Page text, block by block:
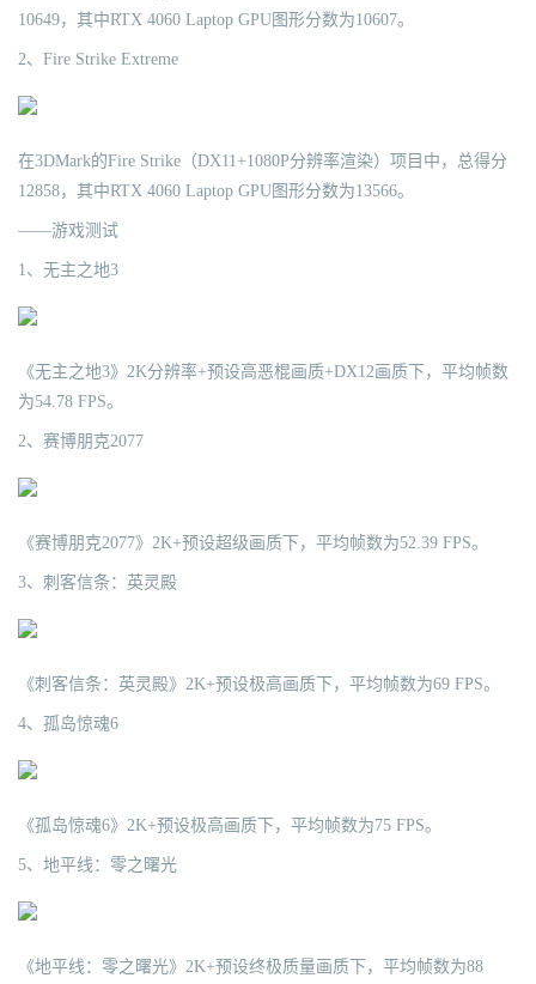
10649，其中RTX 4060 Laptop GPU图形分数为10607。
2、Fire Strike Extreme
在3DMark的Fire Strike（DX11+1080P分辨率渲染）项目中，总得分
12858，其中RTX 4060 Laptop GPU图形分数为13566。
——游戏测试
1、无主之地3
《无主之地3》2K分辨率+预设高恶棍画质+DX12画质下，平均帧数
为54.78 FPS。
2、赛博朋克2077
《赛博朋克2077》2K+预设超级画质下，平均帧数为52.39 FPS。
3、刺客信条：英灵殿
《刺客信条：英灵殿》2K+预设极高画质下，平均帧数为69 FPS。
4、孤岛惊魂6
《孤岛惊魂6》2K+预设极高画质下，平均帧数为75 FPS。
5、地平线：零之曙光
《地平线：零之曙光》2K+预设终极质量画质下，平均帧数为88